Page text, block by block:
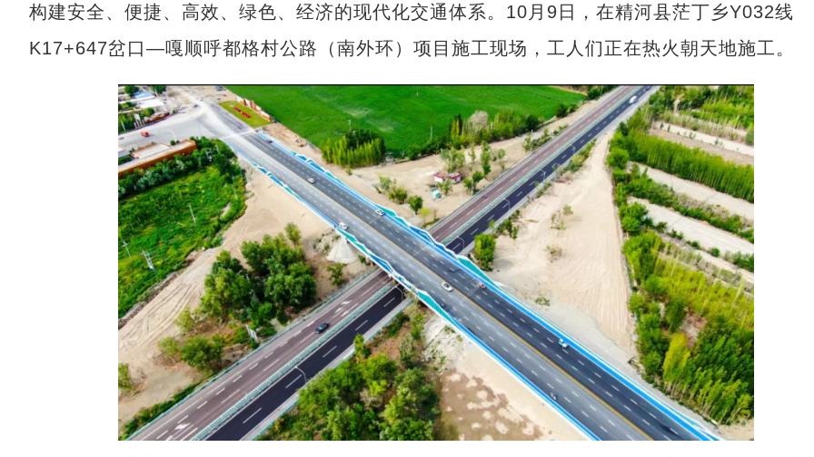
构建安全、便捷、高效、绿色、经济的现代化交通体系。10月9日，在精河县茫丁乡Y032线
K17+647岔口—嘎顺呼都格村公路（南外环）项目施工现场，工人们正在热火朝天地施工。